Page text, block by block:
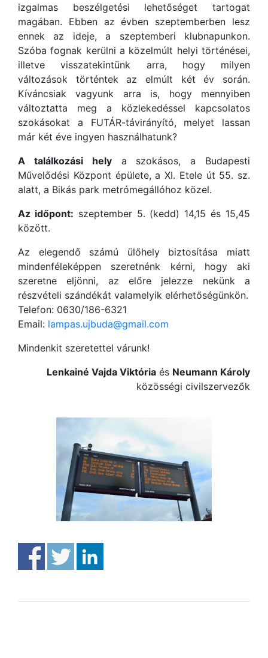
izgalmas beszélgetési lehetőséget tartogat
magában. Ebben az évben szeptemberben lesz
ennek az ideje, a szeptemberi klubnapunkon.
Szóba fognak kerülni a közelmúlt helyi történései,
illetve visszatekintünk arra, hogy milyen
változások történtek az elmúlt két év során.
Kíváncsiak vagyunk arra is, hogy mennyiben
változtatta meg a közlekedéssel kapcsolatos
szokásokat a FUTÁR-távirányító, melyet lassan
már két éve ingyen használhatunk?
A találkozási helya szokásos, a Budapesti
Művelődési Központ épülete, a XI. Etele út 55. sz.
alatt, a Bikás park metrómegállóhoz közel.
Az időpont: szeptember 5. (kedd) 14,15 és 15,45
között.
Az elegendő számú ülőhely biztosítása miatt
mindenféleképpen szeretnénk kérni, hogy aki
szeretne eljönni, az előre jelezze nekünk a
részvételi szándékát valamelyik elérhetőségünkön.
Telefon: 0630/186-6321
Email: lampas.ujbuda@gmail.com
Mindenkit szeretettel várunk!
Lenkainé Vajda Viktória és Neumann Károly
közösségi civilszervezők